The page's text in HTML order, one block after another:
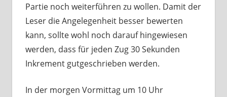
Partie noch weiterführen zu wollen. Damit der
Leser die Angelegenheit besser bewerten
kann, sollte wohl noch darauf hingewiesen
werden, dass für jeden Zug 30 Sekunden
Inkrement gutgeschrieben werden.
In der morgen Vormittag um 10 Uhr